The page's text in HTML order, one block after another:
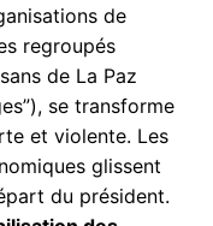
de
regroupés
de La Paz
se transforme
et violente. Les
glissent
du président.